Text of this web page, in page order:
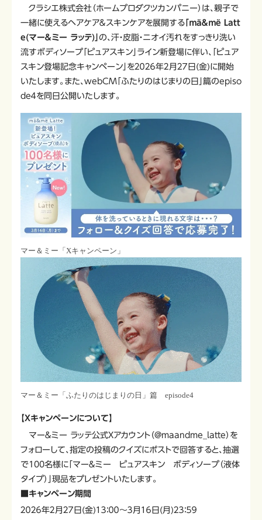
クラシエ株式会社（ホームプロダクツカンパニー）は、親子で
一緒に使えるヘアケア＆スキンケアを展開する 「ｍä＆ｍë Latt
e(マー＆ミー ラッテ)」 の、汗・皮脂・ニオイ汚れをすっきり洗い
流すボディソープ「ピュアスキン」ライン新登場に伴い、「ピュア
スキン登場記念キャンペーン」を２０２６年２月２７日(金)に開始
いたします。また、webCM「ふたりのはじまりの日」篇のepiso
de４を同日公開いたします。
マー＆ミー「Xキャンペーン」
マー＆ミー「ふたりのはじまりの日」篇 episode4
【Xキャンペーンについて】
マー＆ミー ラッテ公式Xアカウント（@maandme_latte）を
フォローして、指定の投稿のクイズにポストで回答すると、抽選
で100名様に「マー＆ミー ピュアスキン ボディソープ（液体
タイプ）」現品をプレゼントいたします。
■キャンペーン期間
２０２６年２月２７日(金)１３：００～３月１６日(月)２３：５９